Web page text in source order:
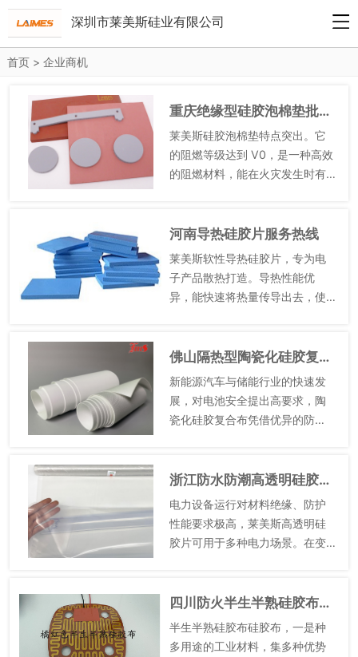
深圳市莱美斯硅业有限公司
首页> 企业商机
重庆绝缘型硅胶泡棉垫批发厂家
莱美斯硅胶泡棉垫特点突出。它
的阻燃等级达到 V0，是一种高效
的阻燃材料，能在火灾发生时有
强度。在公共建筑的防火分区
中，可用于防火卷帘和...
河南导热硅胶片服务热线
莱美斯软性导热硅胶片，专为电
子产品散热打造。导热性能优
异，能快速将热量传导出去，使
标准，环保又安全。产品特性明
显，高压缩性和柔软灵活性，使
佛山隔热型陶瓷化硅胶复合布批发厂家
新能源汽车与储能行业的快速发
展，对电池安全提出高要求，陶
瓷化硅胶复合布凭借优异的防
护的关键材料，有效降低电池火
灾风险，保障新能源设备安全。
在新能...
浙江防水防潮高透明硅胶片出厂价格
电力设备运行对材料绝缘、防护
性能要求极高，莱美斯高透明硅
胶片可用于多种电力场景。在变
影响设备运行，有效降低设备故
障概率。高绝缘性保障设备电气
安全...
四川防火半生半熟硅胶布半生半熟硅胶布定制
半生半熟硅胶布硅胶布，一是种
多用途的工业材料，集多种优势